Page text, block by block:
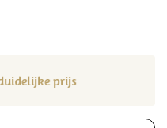
de deur afgeleverd